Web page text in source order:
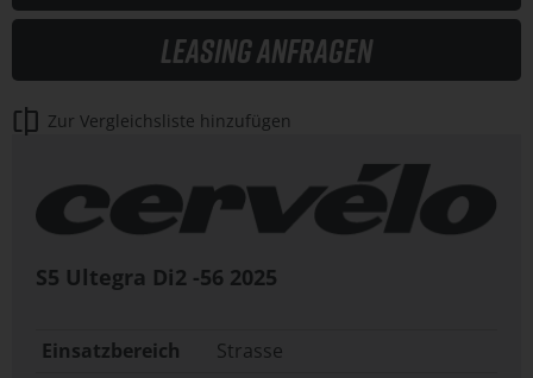
Leasing anfragen
Zur Vergleichsliste hinzufügen
S5 Ultegra Di2 -56 2025
Einsatzbereich
Strasse